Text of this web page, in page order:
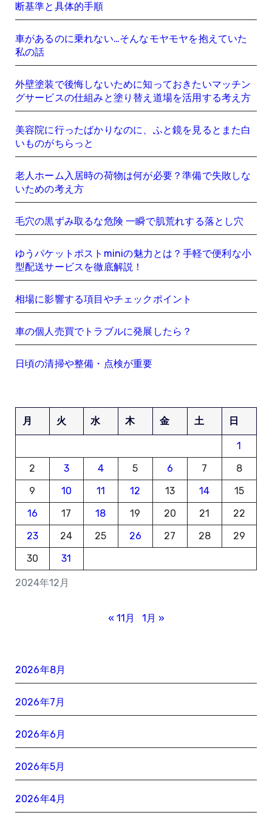
断基準と具体的手順
車があるのに乗れない…そんなモヤモヤを抱えていた
私の話
外壁塗装で後悔しないために知っておきたいマッチン
グサービスの仕組みと塗り替え道場を活用する考え方
美容院に行ったばかりなのに、ふと鏡を見るとまた白
いものがちらっと
老人ホーム入居時の荷物は何が必要？準備で失敗しな
いための考え方
毛穴の黒ずみ取るな危険 一瞬で肌荒れする落とし穴
ゆうパケットポストminiの魅力とは？手軽で便利な小
型配送サービスを徹底解説！
相場に影響する項目やチェックポイント
車の個人売買でトラブルに発展したら？
日頃の清掃や整備・点検が重要
2024年12月
月 火 水 木 金 土 日
1
2
3 4 5 6 7
8
9
10 11 12 13 14
15
16
17 18 19 20 21
22
23
24 25 26 27 28
29
30
31
« 11月 1月 »
2026年8月
2026年7月
2026年6月
2026年5月
2026年4月